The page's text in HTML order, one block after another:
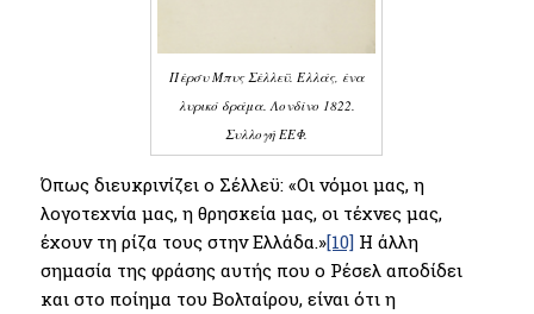
Πέρσυ Μπυς Σέλλεϋ. Ελλάς, ένα
λυρικό δράμα. Λονδίνο 1822.
Συλλογή ΕΕΦ.
Όπως διευκρινίζει ο Σέλλεϋ: «Οι νόμοι μας, η
λογοτεχνία μας, η θρησκεία μας, οι τέχνες μας,
έχουν τη ρίζα τους στην Ελλάδα.»[10]Η άλλη
σημασία της φράσης αυτής που ο Ρέσελ αποδίδει
και στο ποίημα του Βολταίρου, είναι ότι η